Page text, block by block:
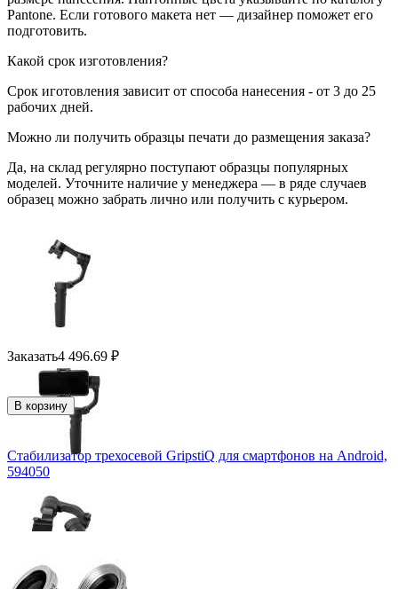
Pantone. Если готового макета нет — дизайнер поможет его
подготовить.
Какой срок изготовления?
Срок иготовления зависит от способа нанесения - от 3 до 25
рабочих дней.
Можно ли получить образцы печати до размещения заказа?
Да, на склад регулярно поступают образцы популярных
моделей. Уточните наличие у менеджера — в ряде случаев
образец можно забрать лично или получить с курьером.
Заказать4 496.69 ₽
В корзину
Стабилизатор трехосевой GripstiQ для смартфонов на Android,
594050